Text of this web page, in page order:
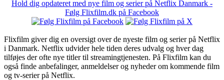
Hold dig opdateret med nye film og serier på Netflix Danmark -
Følg Flixfilm.dk på Facebook
Flixfilm giver dig en oversigt over de nyeste film og serier på Netflix
i Danmark. Netflix udvider hele tiden deres udvalg og hver dag
tilføjes der ofte nye titler til streamingtjenesten. På Flixfilm kan du
også finde anbefalinger, anmeldelser og nyheder om kommende film
og tv-serier på Netflix.